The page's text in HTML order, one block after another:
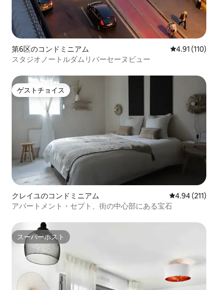
第6区のコンドミニアム レビュー110
4.91 (110)
スタジオノートルダムリバーセーヌビュー
ゲストチョイス
ゲストチョイス
クレイユのコンドミニアム レビュー211
4.94 (211)
アパートメント・セプト、街の中心部にある宝石
スーパーホスト
スーパーホスト